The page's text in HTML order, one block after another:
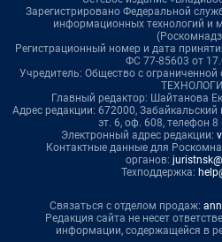
Зарегистрировано Федеральной
информационных технологий и
Регистрационный номер и дата
ФС 77-85603 от
Учредитель: Общество с
Главный редактор: Шайтанова
Адрес редакции: 672000, Забайкальский
эт. 6, оф. 608, телефон
Электронный адрес редакции:
Контактные данные для
органов:
Техподдержка:
Связаться с отделом продаж:
Редакция сайта не несет
информации, содержащейся в